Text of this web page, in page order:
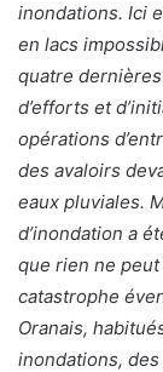
inondations. Ici
en lacs
quatre
d’efforts et
opérations
des avaloirs
eaux pluviales.
d’inondation a
que rien ne peut
catastrophe
Oranais,
inondations,